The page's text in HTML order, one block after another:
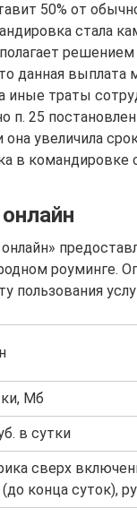
50% от
стала
данная
иные траты
п. 25
она увеличила
в командировке
роуминге.
пользования
Мб
в сутки
сверх
конца суток),